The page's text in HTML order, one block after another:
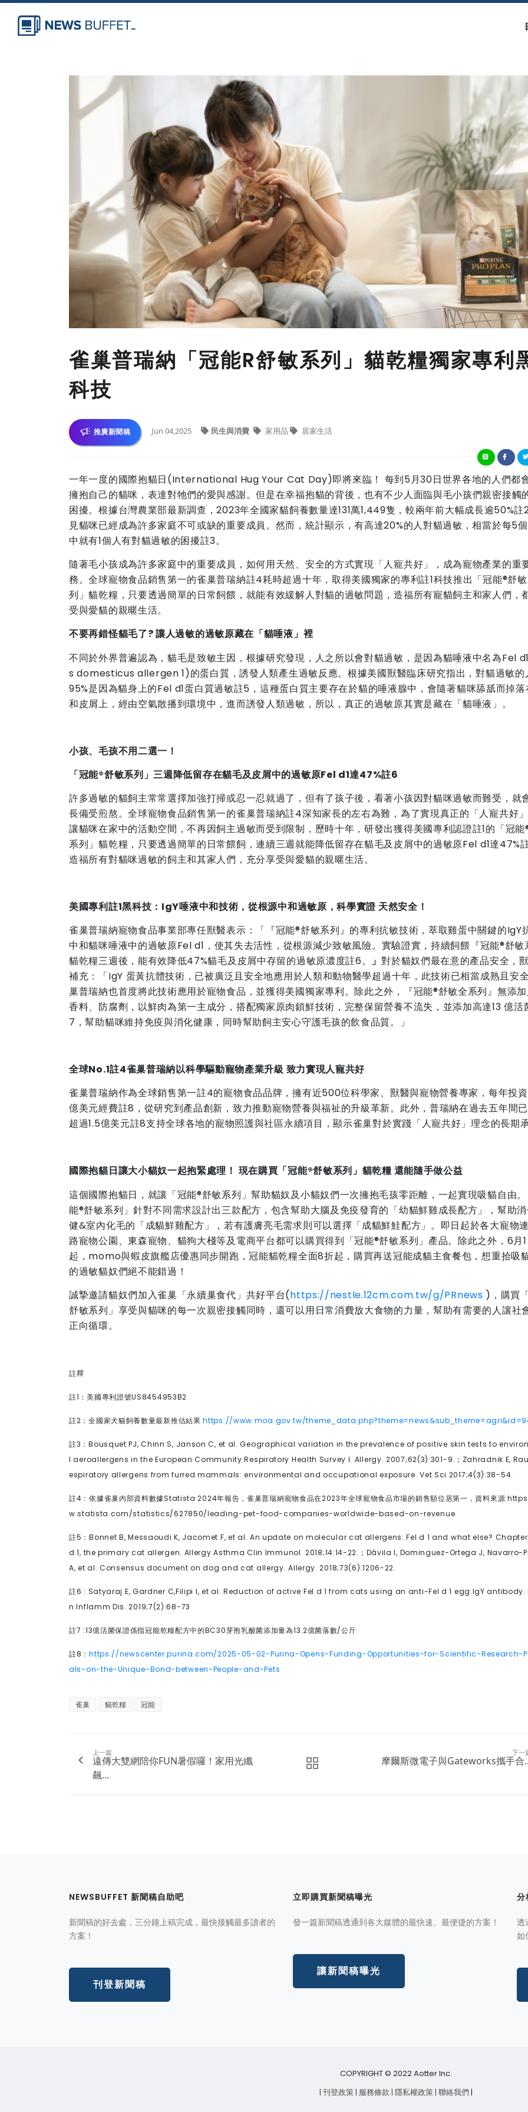
雀巢普瑞納「冠能R舒敏系列」貓乾糧獨家專利
科技
推廣新聞稿 Jun 04,2025 民生與消費 家用品 居家生活
一年一度的國際抱貓日(International Hug Your Cat Day)即將來臨！ 每到5月30日世界各地的人們都
擁抱自己的貓咪，表達對牠們的愛與感謝。但是在幸福抱貓的背後，也有不少人面臨與毛小孩們親密接觸
困擾。根據台灣農業部最新調查，2023年全國家貓飼養數量達131萬1,449隻，較兩年前大幅成長逾50%註
見貓咪已經成為許多家庭不可或缺的重要成員。然而，統計顯示，有高達20%的人對貓過敏，相當於每5
中就有1個人有對貓過敏的困擾註3。
隨著毛小孩成為許多家庭中的重要成員，如何用天然、安全的方式實現「人寵共好」，成為寵物產業的重
務。全球寵物食品銷售第一的雀巢普瑞納註4耗時超過十年，取得美國獨家的專利註1科技推出「冠能®舒
列」貓乾糧，只要透過簡單的日常飼餵，就能有效緩解人對貓的過敏問題，造福所有寵貓飼主和家人們，
受與愛貓的親暱生活。
不要再錯怪貓毛了?讓人過敏的過敏原藏在「貓唾液」裡
不同於外界普遍認為，貓毛是致敏主因，根據研究發現，人之所以會對貓過敏，是因為貓唾液中名為Fel
s domesticus allergen 1)的蛋白質，誘發人類產生過敏反應。根據美國獸醫臨床研究指出，對貓過敏的
95%是因為貓身上的Fel d1蛋白質過敏註5，這種蛋白質主要存在於貓的唾液腺中，會隨著貓咪舔舐而掉落
和皮屑上，經由空氣散播到環境中，進而誘發人類過敏，所以，真正的過敏原其實是藏在「貓唾液」。
小孩、毛孩不用二選一！
「冠能®舒敏系列」三週降低留存在貓毛及皮屑中的過敏原Fel d1達47%註6
許多過敏的貓飼主常常選擇加強打掃或忍一忍就過了，但有了孩子後，看著小孩因對貓咪過敏而難受，就
長備受煎熬。全球寵物食品銷售第一的雀巢普瑞納註4深知家長的左右為難，為了實現真正的「人寵共好
讓貓咪在家中的活動空間，不再因飼主過敏而受到限制，歷時十年，研發出獲得美國專利認證註1的「冠能
系列」貓乾糧，只要透過簡單的日常餵飼，連續三週就能降低留存在貓毛及皮屑中的過敏原Fel d1達47%
造福所有對貓咪過敏的飼主和其家人們，充分享受與愛貓的親暱生活。
美國專利註1黑科技： IgY唾液中和技術，從根源中和過敏原，科學實證天然安全！
雀巢普瑞納寵物食品事業部專任獸醫表示：「『冠能®舒敏系列』的專利抗敏技術，萃取雞蛋中關鍵的IgY
中和貓咪唾液中的過敏原Fel d1，使其失去活性，從根源減少致敏風險。實驗證實，持續飼餵『冠能®舒敏
貓乾糧三週後，能有效降低47%貓毛及皮屑中存留的過敏原濃度註6。 」對於貓奴們最在意的產品安全，
補充：「IgY 蛋黃抗體技術，已被廣泛且安全地應用於人類和動物醫學超過十年，此技術已相當成熟且安
巢普瑞納也首度將此技術應用於寵物食品，並獲得美國獨家專利。除此之外，『冠能®舒敏全系列』無添
香料、防腐劑，以鮮肉為第一主成分，搭配獨家原肉鎖鮮技術，完整保留營養不流失，並添加高達13 億活
7，幫助貓咪維持免疫與消化健康，同時幫助飼主安心守護毛孩的飲食品質。」
全球No.1註4雀巢普瑞納以科學驅動寵物產業升級 致力實現人寵共好
雀巢普瑞納作為全球銷售第一註4的寵物食品品牌，擁有近500位科學家、獸醫與寵物營養專家，每年投資
億美元經費註8，從研究到產品創新，致力推動寵物營養與福祉的升級革新。此外，普瑞納在過去五年間
超過1.5億美元註8支持全球各地的寵物照護與社區永續項目，顯示雀巢對於實踐「人寵共好」理念的長期承
國際抱貓日讓大小貓奴一起抱緊處理！ 現在購買「冠能®舒敏系列」貓乾糧 還能隨手做公益
這個國際抱貓日，就讓「冠能®舒敏系列」幫助貓奴及小貓奴們一次擁抱毛孩零距離，一起實現吸貓自由
能®舒敏系列」針對不同需求設計出三款配方，包含幫助大腦及免疫發育的「幼貓鮮雞成長配方」，幫助
健&室內化毛的「成貓鮮雞配方」，若有護膚亮毛需求則可以選擇「成貓鮮鮭配方」。即日起於各大寵物
路寵物公園、東森寵物、貓狗大棧等及電商平台都可以購買得到「冠能®舒敏系列」產品。除此之外，6月1
起，momo與蝦皮旗艦店優惠同步開跑，冠能貓乾糧全面8折起，購買再送冠能成貓主食餐包，想重拾吸
的過敏貓奴們絕不能錯過！
誠摯邀請貓奴們加入雀巢「永續巢食代」共好平台(https://nestle.12cm.com.tw/g/PRnews )，購買
舒敏系列」享受與貓咪的每一次親密接觸同時，還可以用日常消費放大食物的力量，幫助有需要的人讓社
正向循環。
註釋
註1 ：美國專利證號US8454953B2
註2 ：全國家犬貓飼養數量最新推估結果 https://www.moa.gov.tw/
註3 ：Bousquet PJ, Chinn S, Janson C, et al. Geographical variation in the prevalence of positive skin tests to
l aeroallergens in the European Community Respiratory Health Survey I. Allergy.2007;62(3):301-9. ； Zahradnik E,
espiratory allergens from furred mammals: environmental and occupational exposure. Vet Sci 2017;4(3):38-54.
註4 ：依據雀巢內部資料數據Statista 2024年報告，雀巢普瑞納寵物食品在2023年全球寵物食品市場的銷售額位居第一，資料來源
w.statista.com/statistics/627850/leading-pet-food-companies-worldwide-based-on-revenue
註5 ：Bonnet B, Messaoudi K, Jacomet F, et al. An update on molecular cat allergens: Fel d 1 and what else? Chapter
d 1, the primary cat allergen. Allergy Asthma Clin Immunol. 2018;14:14-22. ； Dávila I, Dominguez-Ortega J, Navarro-
A, et al. Consensus document on dog and cat allergy. Allergy. 2018;73(6):1206-22.
註6 : Satyaraj E, Gardner C,Filipi I, et al. Reduction of active Fel d 1 from cats using an anti-Fel d 1 egg IgY antibody.
n Inflamm Dis. 2019;7(2):68-73
註7 :13億活菌保證係指冠能乾糧配方中的BC30芽孢乳酸菌添加量為13.2億菌落數/公斤
註8 ：https://newscenter.purina.com/2025-05-02-Purina-Opens-Funding-Opportunities-for-Scientific-Research-
als-on-the-Unique-Bond-between-People-and-Pets
雀巢 貓乾糧 冠能
上一篇
遠傳大雙網陪你FUN暑假囉！家用光纖
飆...
下一
摩爾斯微電子與Gateworks攜手合
NEWSBUFFET 新聞稿自助吧
新聞稿的好去處，三分鐘上稿完成，最快接觸最多讀者的
方案！
刊登新聞稿
立即購買新聞稿曝光
發一篇新聞稿透通到各大媒體的最快速、最便捷的方案！
讓新聞稿曝光
分
透
如
COPYRIGHT © 2022 Aotter Inc.
| 刊登政策| 服務條款| 隱私權政策| 聯絡我們 |